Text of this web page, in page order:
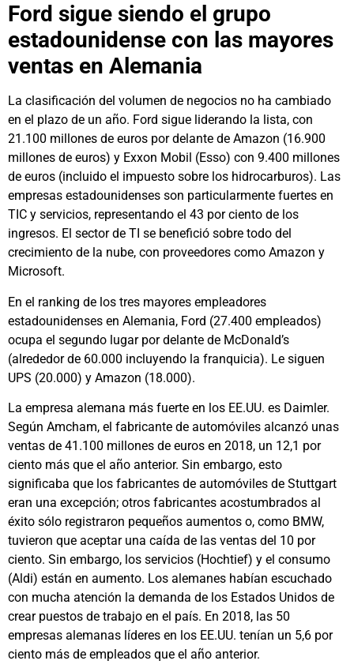
Ford sigue siendo el grupo
estadounidense con las mayores
ventas en Alemania
La clasificación del volumen de negocios no ha cambiado
en el plazo de un año. Ford sigue liderando la lista, con
21.100 millones de euros por delante de Amazon (16.900
millones de euros) y Exxon Mobil (Esso) con 9.400 millones
de euros (incluido el impuesto sobre los hidrocarburos). Las
empresas estadounidenses son particularmente fuertes en
TIC y servicios, representando el 43 por ciento de los
ingresos. El sector de TI se benefició sobre todo del
crecimiento de la nube, con proveedores como Amazon y
Microsoft.
En el ranking de los tres mayores empleadores
estadounidenses en Alemania, Ford (27.400 empleados)
ocupa el segundo lugar por delante de McDonald’s
(alrededor de 60.000 incluyendo la franquicia). Le siguen
UPS (20.000) y Amazon (18.000).
La empresa alemana más fuerte en los EE.UU. es Daimler.
Según Amcham, el fabricante de automóviles alcanzó unas
ventas de 41.100 millones de euros en 2018, un 12,1 por
ciento más que el año anterior. Sin embargo, esto
significaba que los fabricantes de automóviles de Stuttgart
eran una excepción; otros fabricantes acostumbrados al
éxito sólo registraron pequeños aumentos o, como BMW,
tuvieron que aceptar una caída de las ventas del 10 por
ciento. Sin embargo, los servicios (Hochtief) y el consumo
(Aldi) están en aumento. Los alemanes habían escuchado
con mucha atención la demanda de los Estados Unidos de
crear puestos de trabajo en el país. En 2018, las 50
empresas alemanas líderes en los EE.UU. tenían un 5,6 por
ciento más de empleados que el año anterior.